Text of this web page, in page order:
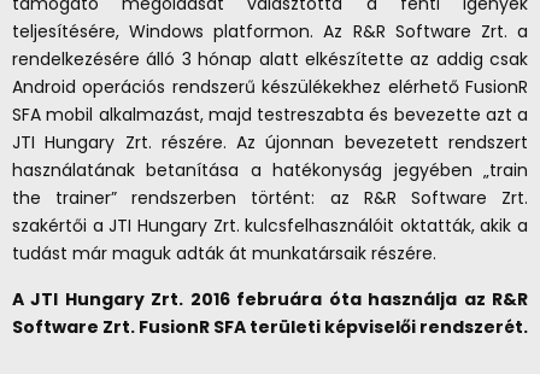
teljesítésére, Windows platformon. Az R&R Software Zrt. a
rendelkezésére álló 3 hónap alatt elkészítette az addig csak
Android operációs rendszerű készülékekhez elérhető FusionR
SFA mobil alkalmazást, majd testreszabta és bevezette azt a
JTI Hungary Zrt. részére. Az újonnan bevezetett rendszert
használatának betanítása a hatékonyság jegyében „train
the trainer” rendszerben történt: az R&R Software Zrt.
szakértői a JTI Hungary Zrt. kulcsfelhasználóit oktatták, akik a
tudást már maguk adták át munkatársaik részére.
A JTI Hungary Zrt. 2016 februára óta használja az R&R
Software Zrt. FusionR SFA területi képviselői rendszerét.